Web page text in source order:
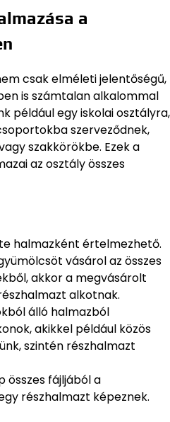
a
csak elméleti jelentőségű,
is számtalan alkalommal
például egy iskolai osztályra,
szerveződnek,
szakkörökbe. Ezek a
az osztály összes
halmazként értelmezhető.
vásárol az összes
akkor a megvásárolt
alkotnak.
álló halmazból
akikkel például közös
szintén részhalmazt
összes fájljából a
részhalmazt képeznek.